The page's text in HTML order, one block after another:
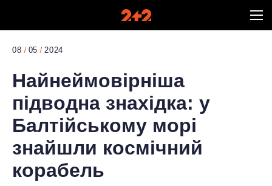
08 05 2024
Найнеймовірніша
підводна знахідка: у
Балтійському морі
знайшли космічний
корабель